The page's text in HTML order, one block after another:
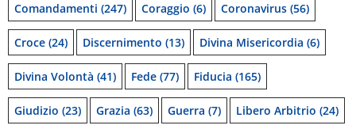
Comandamenti (247) Coraggio (6) Coronavirus (56)
Croce (24) Discernimento (13) Divina Misericordia (6)
Divina Volontà (41) Fede (77) Fiducia (165)
Giudizio (23) Grazia (63) Guerra (7) Libero Arbitrio (24)